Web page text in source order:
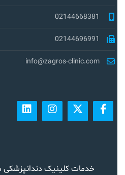
02144668381
02144696991
info@zagros-clinic.com
خدمات کلینیک دندانپزشکی